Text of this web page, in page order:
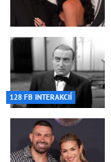
128 FB INTERAKCIÍ